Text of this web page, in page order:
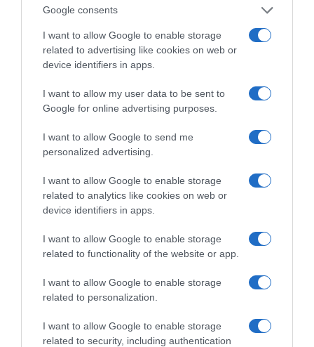
Google consents
I want to allow Google to enable storage
related to advertising like cookies on web or
device identifiers in apps.
I want to allow my user data to be sent to
Google for online advertising purposes.
I want to allow Google to send me
personalized advertising.
I want to allow Google to enable storage
related to analytics like cookies on web or
device identifiers in apps.
I want to allow Google to enable storage
related to functionality of the website or app.
I want to allow Google to enable storage
related to personalization.
I want to allow Google to enable storage
related to security, including authentication
Η διαφθορά απειλεί και τη… ζωή μας
Έκπληκτη, η κοινή γνώμη παρακολουθεί τις
τελευταίες μέρες την αποκάλυψη της κο­μπίνας